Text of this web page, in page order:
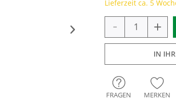
Lieferzeit ca. 5
- +
IN
FRAGEN MERKEN